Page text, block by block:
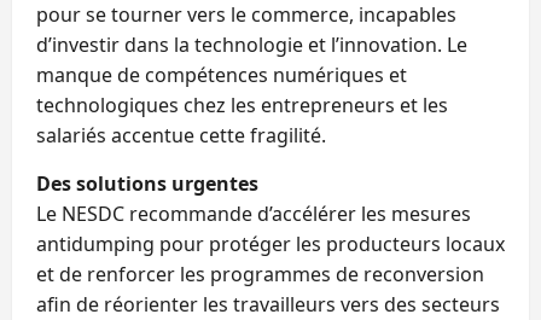
pour se tourner vers le commerce, incapables
d’investir dans la technologie et l’innovation. Le
manque de compétences numériques et
technologiques chez les entrepreneurs et les
salariés accentue cette fragilité.
Des solutions urgentes
Le NESDC recommande d’accélérer les mesures
antidumping pour protéger les producteurs locaux
et de renforcer les programmes de reconversion
afin de réorienter les travailleurs vers des secteurs